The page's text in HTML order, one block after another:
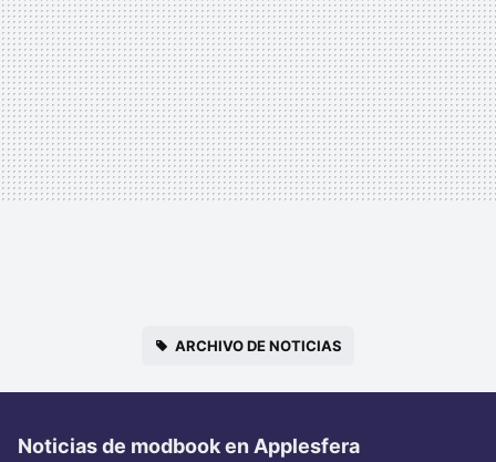
ARCHIVO DE NOTICIAS
Noticias de modbook en Applesfera